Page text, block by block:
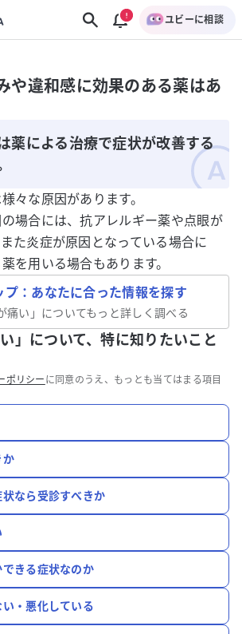
ユビーに相談
や違和感に効果のある薬はあ
薬による治療で症状が改善する
々な原因があります。
場合には、抗アレルギー薬や点眼が
た炎症が原因となっている場合に
を用いる場合もあります。
プ：あなたに合った情報を探す
痛い 」についてもっと詳しく調べる
」について、特に知りたいこと
ポリシー に同意のうえ、もっとも当てはまる項目
か
なら受診すべきか
きる症状なのか
・悪化している